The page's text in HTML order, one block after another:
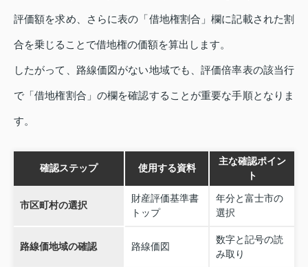
評価額を求め、さらに表の「借地権割合」欄に記載された割
合を乗じることで借地権の価額を算出します。
したがって、路線価図がない地域でも、評価倍率表の該当行
で「借地権割合」の欄を確認することが重要な手順となりま
す。
確認ステップ 使用する資料
主な確認ポイン
ト
市区町村の選択
財産評価基準書
トップ
年分と富士市の
選択
路線価地域の確認 路線価図
数字と記号の読
み取り